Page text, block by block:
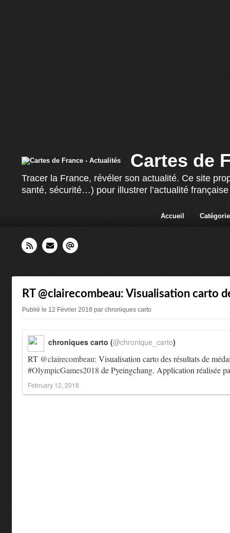
Cartes de
Tracer la France, révéler son actualité. Ce site
santé, sécurité…) pour illustrer l’actualité
Accueil
RT @clairecombeau: Visualisation carto
Publié le 12 Février 2018 par chroniques carto
RT @clairecombeau: Visualisation carto des résultats de
#OlympicGames2018 de Pyeingchang. Application réalisée
chroniques carto (@chronique_carto)
February 12, 2018